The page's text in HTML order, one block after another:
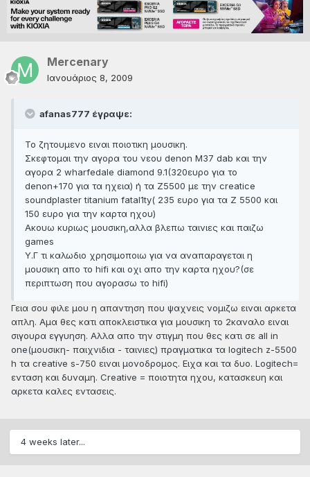
Mercenary
Ιανουάριος 8, 2009
afanas777 έγραψε:
Το ζητουμενο ειναι ποιοτικη μουσικη.
Σκεφτομαι την αγορα του νεου denon M37 dab και την
αγορα 2 wharfedale diamond 9.1(320ευρο για το
denon+170 για τα ηχεια) ή τα Ζ5500 με την creatice
soundplaster titanium fatal1ty( 235 ευρο για τα Ζ 5500 και
150 ευρο για την καρτα ηχου)
Ακουω κυριως μουσικη,αλλα βλεπω ταινιες και παιζω
games
Y.Γ τι καλωδιο χρησιμοποιω για να αναπαραγεται η
μουσικη απο το hifi και οχι απο την καρτα ηχου?(σε
περιπτωση που αγορασω το hifi)
Γεια σου φιλε μου η απαντηση που ψαχνεις νομιζω ειναι αρκετα
απλη. Αμα θες κατι αποκλειστικα για μουσικη το 2καναλο ειναι
σιγουρα εγγυηση. Αλλα απο την στιγμη που θες κατι σε all in
one(μουσικη- παιχνιδια - ταινιες) πραγματικα τα logitech z-5500
h τα creative s-750 ειναι μονοδρομος. Ειχα και τα δυο. Logitech=
ενταση και δυναμη. Creative = ποιοτητα ηχου, κατασκευη και
αρκετα καλες εντασεις.
4 weeks later...